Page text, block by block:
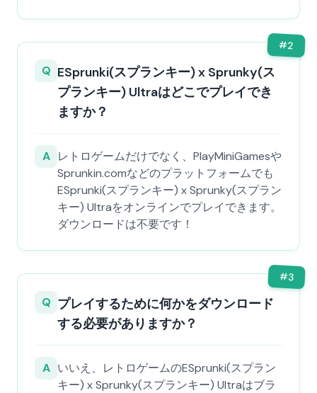
#2
Q ESprunki(スプランキー) x Sprunky(ス
プランキー) Ultraはどこでプレイでき
ますか？
A レトロゲームだけでなく、PlayMiniGamesや
Sprunkin.comなどのプラットフォームでも
ESprunki(スプランキー) x Sprunky(スプラン
キー) Ultraをオンラインでプレイできます。
ダウンロードは不要です！
#3
Q プレイするために何かをダウンロード
する必要がありますか？
A いいえ、レトロゲームのESprunki(スプラン
キー) x Sprunky(スプランキー) Ultraはブラ